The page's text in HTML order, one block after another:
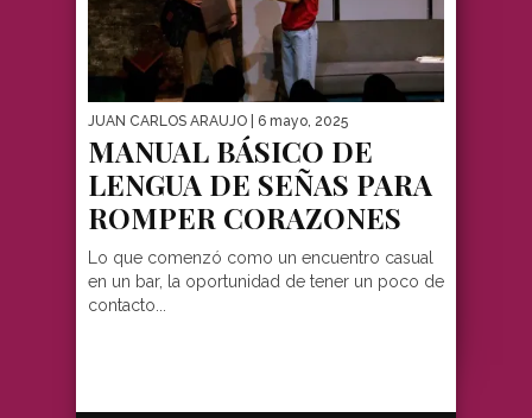
JUAN CARLOS ARAUJO | 6 mayo, 2025
MANUAL BÁSICO DE
LENGUA DE SEÑAS PARA
ROMPER CORAZONES
Lo que comenzó como un encuentro casual
en un bar, la oportunidad de tener un poco de
contacto...